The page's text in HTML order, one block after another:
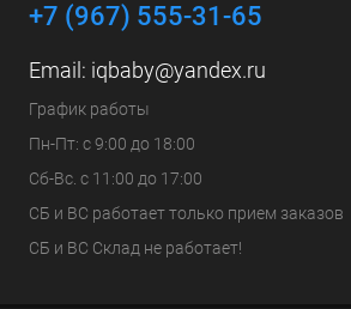
+7 (967) 555-31-65
Email: iqbaby@yandex.ru
График работы
Пн-Пт: с 9:00 до 18:00
Сб-Вс. с 11:00 до 17:00
СБ и ВС работает только прием заказов
СБ и ВС Склад не работает!